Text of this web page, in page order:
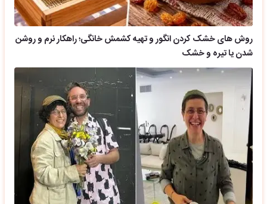
روش های خشک کردن انگور و تهیه کشمش خانگی؛ راهکار نرم و روشن
شدن یا تیره و خشک